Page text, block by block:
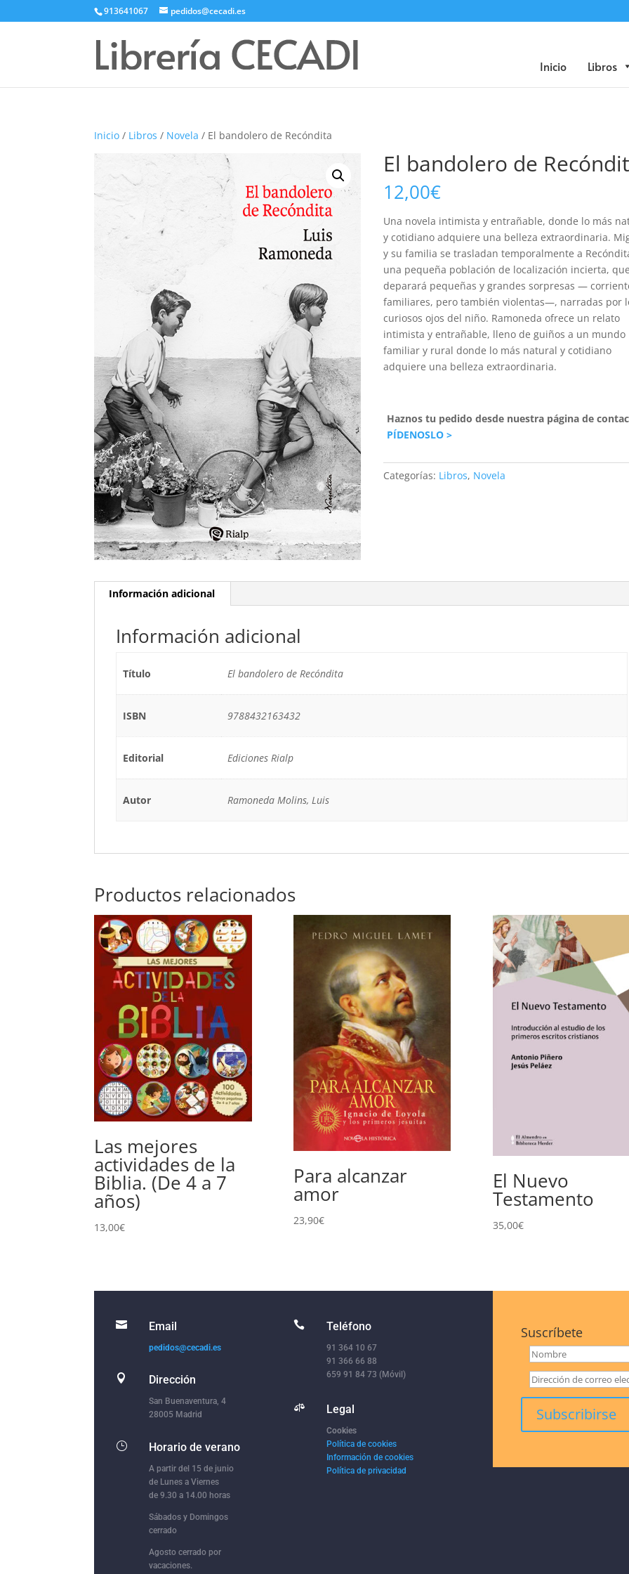
913641067 pedidos@cecadi.es
Inicio Libros
Búsqueda
Inicio / Libros / Novela / El bandolero de Recóndita
El bandolero de
12,00€
Una novela intimista y entrañable, donde lo más
y cotidiano adquiere una belleza extraordinaria.
y su familia se trasladan temporalmente a
una pequeña población de localización incierta,
deparará pequeñas y grandes sorpresas —
familiares, pero también violentas—, narradas por
curiosos ojos del niño. Ramoneda ofrece un relato
intimista y entrañable, lleno de guiños a un mundo
familiar y rural donde lo más natural y cotidiano
adquiere una belleza extraordinaria.
Haznos tu pedido desde nuestra página de
PÍDENOSLO >
Categorías: Libros, Novela
Información adicional
Información adicional
Título El bandolero de Recóndita
ISBN 9788432163432
Editorial Ediciones Rialp
Autor Ramoneda Molins, Luis
Productos relacionados
Las mejores
actividades de la
Biblia. (De 4 a 7
años)
13,00€
Para alcanzar
amor
23,90€
El Nuevo
Testamento
35,00€
 Email
pedidos@cecadi.es
 Dirección
San Buenaventura, 4
28005 Madrid
} Horario de verano
A partir del 15 de junio
de Lunes a Viernes
de 9.30 a 14.00 horas
Sábados y Domingos
cerrado
Agosto cerrado por
vacaciones.
 Teléfono
91 364 10 67
91 366 66 88
659 91 84 73 (Móvil)
 Legal
Cookies
Política de cookies
Información de cookies
Política de privacidad
Suscríbete